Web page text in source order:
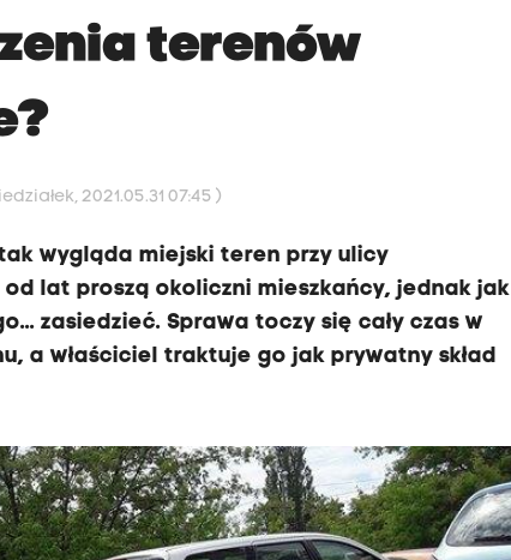
terenów
2021.05.31 07:45 )
wygląda miejski teren przy ulicy
lat proszą okoliczni mieszkańcy, jednak jak
zasiedzieć. Sprawa toczy się cały czas w
a właściciel traktuje go jak prywatny skład